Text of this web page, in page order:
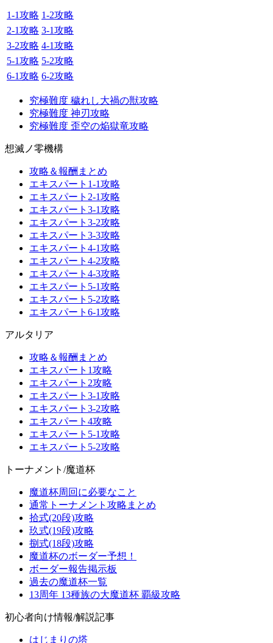
1-1攻略 1-2攻略
2-1攻略 3-1攻略
3-2攻略 4-1攻略
5-1攻略 5-2攻略
6-1攻略 6-2攻略
究極難度 穢れし大禍の獣攻略
究極難度 神刃攻略
究極難度 歪空の焔獄竜攻略
想滅ノ零機構
攻略＆報酬まとめ
エキスパート1-1攻略
エキスパート2-1攻略
エキスパート3-1攻略
エキスパート3-2攻略
エキスパート3-3攻略
エキスパート4-1攻略
エキスパート4-2攻略
エキスパート4-3攻略
エキスパート5-1攻略
エキスパート5-2攻略
エキスパート6-1攻略
アルタリア
攻略＆報酬まとめ
エキスパート1攻略
エキスパート2攻略
エキスパート3-1攻略
エキスパート3-2攻略
エキスパート4攻略
エキスパート5-1攻略
エキスパート5-2攻略
トーナメント/魔道杯
魔道杯周回に必要なこと
通常トーナメント攻略まとめ
拾式(20段)攻略
玖式(19段)攻略
捌式(18段)攻略
魔道杯のボーダー予想！
ボーダー報告掲示板
過去の魔道杯一覧
13周年 13種族の大魔道杯 覇級攻略
初心者向け情報/解説記事
はじまりの塔